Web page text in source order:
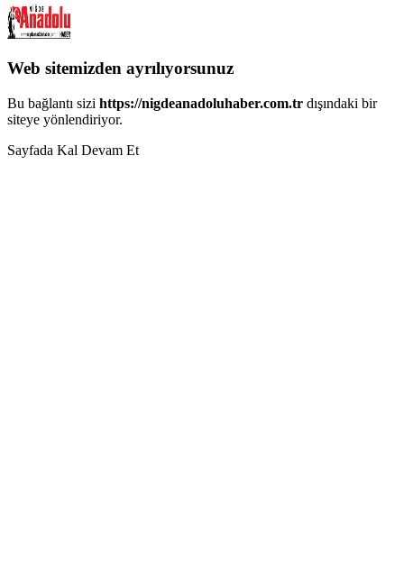
Web sitemizden ayrılıyorsunuz
Bu bağlantı sizi https://nigdeanadoluhaber.com.tr dışındaki bir
siteye yönlendiriyor.
Sayfada Kal Devam Et